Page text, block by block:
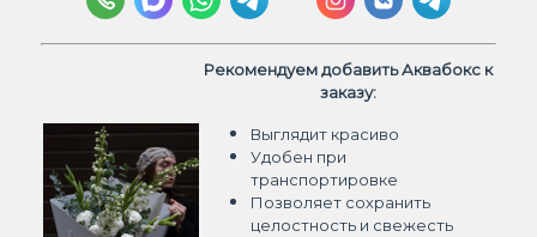
Рекомендуем добавить Аквабокс к
заказу:
Выглядит красиво
Удобен при
транспортировке
Позволяет сохранить
целостность и свежесть